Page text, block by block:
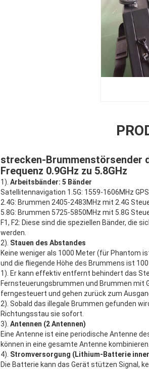
strecken-Brummenstörsender
Frequenz 0.9GHz zu 5.8GHz
1). Arbeitsbänder: 5 Bänder
Satellitennavigation 1.5G: 1559-1606MHz
2.4G: Brummen 2405-2483MHz mit 2.4G
5.8G: Brummen 5725-5850MHz mit 5.8G
F1, F2: Diese sind die speziellen Bänder, die
werden.
2). Stauen des Abstandes
Keine weniger als 1000 Meter (für Phantom
und die fliegende Höhe des Brummens ist
1). Er kann effektiv entfernt behindert das
Fernsteuerungsbrummen und Brummen mit
ferngesteuert und gehen zurück zum
2). Sobald das illegale Brummen gefunden
Richtungsstau sie sofort.
3). Antennen (2 Antennen)
Eine Antenne ist eine periodische Antenne
können in eine gesamte Antenne kombinieren.
4). Stromversorgung (Lithium-Batterie
Die Batterie kann das Gerät stützen Signal,